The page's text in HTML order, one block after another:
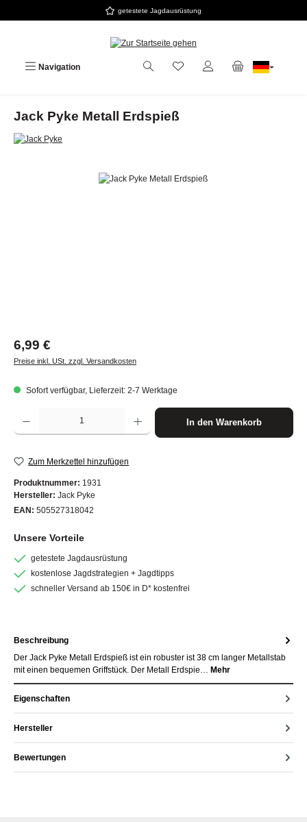
getestete Jagdausrüstung
Navigation
Jack Pyke Metall Erdspieß
Bildergalerie überspringen
Regulärer Preis:
6,99 €
Preise inkl. USt. zzgl. Versandkosten
Sofort verfügbar, Lieferzeit: 2-7 Werktage
Produkt Anzahl: Gib den gewünschten Wert ein oder benutze die Schaltflächen um die
In den Warenkorb
Zum Merkzettel hinzufügen
Produktnummer: 1931
Hersteller: Jack Pyke
EAN: 505527318042
Unsere Vorteile
getestete Jagdausrüstung
kostenlose Jagdstrategien + Jagdtipps
schneller Versand ab 150€ in D* kostenfrei
Beschreibung
Der Jack Pyke Metall Erdspieß ist ein robuster ist 38 cm langer Metallstab
mit einen bequemen Griffstück. Der Metall Erdspie… Mehr
Eigenschaften
Hersteller
Bewertungen